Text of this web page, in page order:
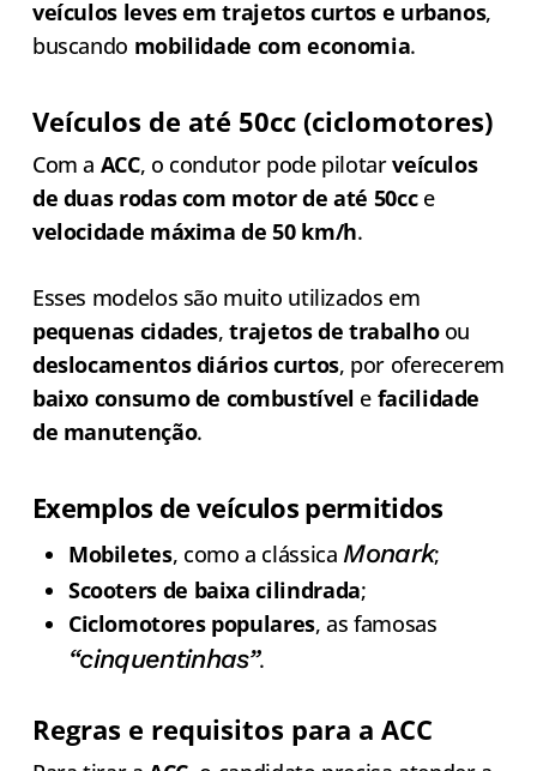
veículos leves em trajetos curtos e urbanos,
buscando mobilidade com economia.
Veículos de até 50cc (ciclomotores)
Com a ACC, o condutor pode pilotarveículos
de duas rodas com motor de até 50cce
velocidade máxima de 50 km/h.
Esses modelos são muito utilizados em
pequenas cidades,trajetos de trabalhoou
deslocamentos diários curtos, por oferecerem
baixo consumo de combustível e facilidade
de manutenção.
Exemplos de veículos permitidos
Mobiletes, como a clássica Monark;
Scooters de baixa cilindrada;
Ciclomotores populares, as famosas
“cinquentinhas”.
Regras e requisitos para a ACC